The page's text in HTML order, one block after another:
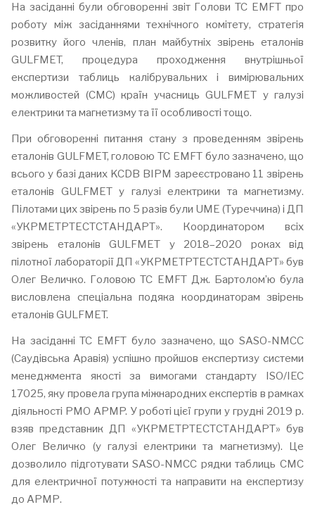
На засіданні були обговоренні звіт Голови TC EMFT про
роботу між засіданнями технічного комітету, стратегія
розвитку його членів, план майбутніх звірень еталонів
GULFMET, процедура проходження внутрішньої
експертизи таблиць калібрувальних і вимірювальних
можливостей (СМС) країн учасниць GULFMET у галузі
електрики та магнетизму та її особливості тощо.
При обговоренні питання стану з проведенням звірень
еталонів GULFMET, головою TC EMFT було зазначено, що
всього у базі даних KCDB BIPM зареєстровано 11 звірень
еталонів GULFMET у галузі електрики та магнетизму.
Пілотами цих звірень по 5 разів були UME (Туреччина) і ДП
«УКРМЕТРТЕСТСТАНДАРТ». Координатором всіх
звірень еталонів GULFMET у 2018–2020 роках від
пілотної лабораторії ДП «УКРМЕТРТЕСТСТАНДАРТ» був
Олег Величко. Головою TC EMFT Дж. Бартолом’ю була
висловлена спеціальна подяка координаторам звірень
еталонів GULFMET.
На засіданні TC EMFT було зазначено, що SASO-NMCC
(Саудівська Аравія) успішно пройшов експертизу системи
менеджмента якості за вимогами стандарту ISO/IEC
17025, яку провела група міжнародних експертів в рамках
діяльності РМО APMP. У роботі цієї групи у грудні 2019 р.
взяв представник ДП «УКРМЕТРТЕСТСТАНДАРТ» був
Олег Величко (у галузі електрики та магнетизму). Це
дозволило підготувати SASO-NMCC рядки таблиць СМС
для електричної потужності та направити на експертизу
до АРМР.